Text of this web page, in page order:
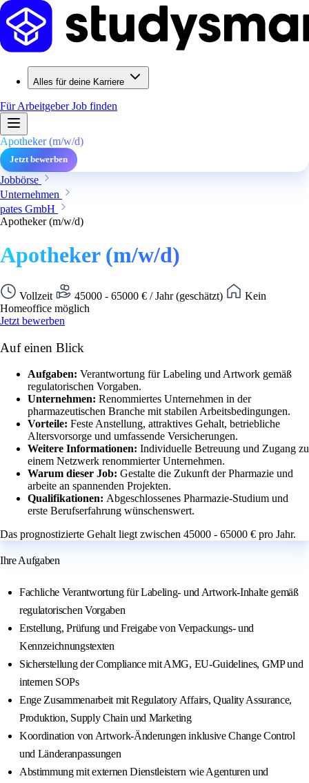
Alles für deine Karriere
Für ArbeitgeberJob finden
Apotheker (m/w/d)
Jetzt bewerben
Jobbörse
Unternehmen
pates GmbH
Apotheker (m/w/d)
Apotheker (m/w/d)
Vollzeit 45000 - 65000 € / Jahr (geschätzt)
Kein
Homeoffice möglich
Jetzt bewerben
Auf einen Blick
Aufgaben: Verantwortung für Labeling und Artwork gemäß
regulatorischen Vorgaben.
Unternehmen: Renommiertes Unternehmen in der
pharmazeutischen Branche mit stabilen Arbeitsbedingungen.
Vorteile: Feste Anstellung, attraktives Gehalt, betriebliche
Altersvorsorge und umfassende Versicherungen.
Weitere Informationen: Individuelle Betreuung und Zugang zu
einem Netzwerk renommierter Unternehmen.
Warum dieser Job: Gestalte die Zukunft der Pharmazie und
arbeite an spannenden Projekten.
Qualifikationen: Abgeschlossenes Pharmazie-Studium und
erste Berufserfahrung wünschenswert.
Das prognostizierte Gehalt liegt zwischen 45000 - 65000 € pro Jahr.
Ihre Aufgaben
Fachliche Verantwortung für Labeling- und Artwork-Inhalte gemäß
regulatorischen Vorgaben
Erstellung, Prüfung und Freigabe von Verpackungs- und
Kennzeichnungstexten
Sicherstellung der Compliance mit AMG, EU-Guidelines, GMP und
internen SOPs
Enge Zusammenarbeit mit Regulatory Affairs, Quality Assurance,
Produktion, Supply Chain und Marketing
Koordination von Artwork-Änderungen inklusive Change Control
und Länderanpassungen
Abstimmung mit externen Dienstleistern wie Agenturen und